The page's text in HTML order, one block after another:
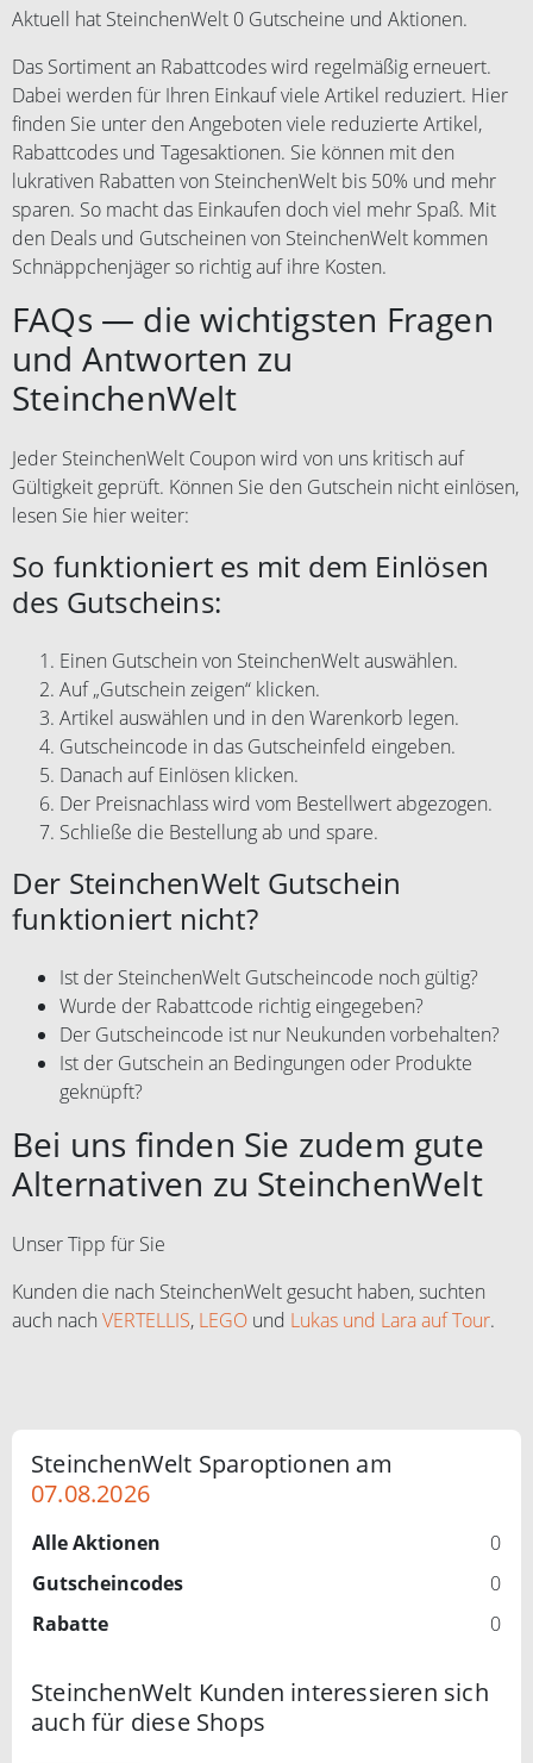
Aktuell hat SteinchenWelt 0 Gutscheine und Aktionen.
Das Sortiment an Rabattcodes wird regelmäßig erneuert.
Dabei werden für Ihren Einkauf viele Artikel reduziert. Hier
finden Sie unter den Angeboten viele reduzierte Artikel,
Rabattcodes und Tagesaktionen. Sie können mit den
lukrativen Rabatten von SteinchenWelt bis 50% und mehr
sparen. So macht das Einkaufen doch viel mehr Spaß. Mit
den Deals und Gutscheinen von SteinchenWelt kommen
Schnäppchenjäger so richtig auf ihre Kosten.
FAQs — die wichtigsten Fragen
und Antworten zu
SteinchenWelt
Jeder SteinchenWelt Coupon wird von uns kritisch auf
Gültigkeit geprüft. Können Sie den Gutschein nicht einlösen,
lesen Sie hier weiter:
So funktioniert es mit dem Einlösen
des Gutscheins:
Einen Gutschein von SteinchenWelt auswählen.
Auf „Gutschein zeigen“ klicken.
Artikel auswählen und in den Warenkorb legen.
Gutscheincode in das Gutscheinfeld eingeben.
Danach auf Einlösen klicken.
Der Preisnachlass wird vom Bestellwert abgezogen.
Schließe die Bestellung ab und spare.
Der SteinchenWelt Gutschein
funktioniert nicht?
Ist der SteinchenWelt Gutscheincode noch gültig?
Wurde der Rabattcode richtig eingegeben?
Der Gutscheincode ist nur Neukunden vorbehalten?
Ist der Gutschein an Bedingungen oder Produkte
geknüpft?
Bei uns finden Sie zudem gute
Alternativen zu SteinchenWelt
Unser Tipp für Sie
Kunden die nach SteinchenWelt gesucht haben, suchten
auch nach VERTELLIS, LEGO und Lukas und Lara auf Tour.
SteinchenWelt Sparoptionen am
07.08.2026
Alle Aktionen
0
Gutscheincodes
0
Rabatte
0
SteinchenWelt Kunden interessieren sich
auch für diese Shops